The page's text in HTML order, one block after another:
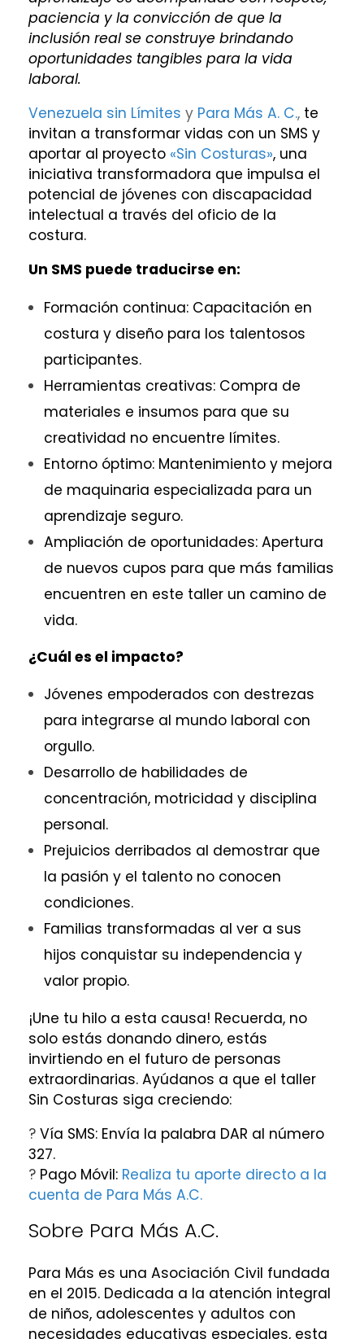
paciencia y la convicción de que la
inclusión real se construye brindando
oportunidades tangibles para la vida
laboral.
Venezuela sin Límites y Para Más A. C., te
invitan a transformar vidas con un SMS y
aportar al proyecto «Sin Costuras», una
iniciativa transformadora que impulsa el
potencial de jóvenes con discapacidad
intelectual a través del oficio de la
costura.
Un SMS puede traducirse en:
Formación continua: Capacitación en
costura y diseño para los talentosos
participantes.
Herramientas creativas: Compra de
materiales e insumos para que su
creatividad no encuentre límites.
Entorno óptimo: Mantenimiento y mejora
de maquinaria especializada para un
aprendizaje seguro.
Ampliación de oportunidades: Apertura
de nuevos cupos para que más familias
encuentren en este taller un camino de
vida.
¿Cuál es el impacto?
Jóvenes empoderados con destrezas
para integrarse al mundo laboral con
orgullo.
Desarrollo de habilidades de
concentración, motricidad y disciplina
personal.
Prejuicios derribados al demostrar que
la pasión y el talento no conocen
condiciones.
Familias transformadas al ver a sus
hijos conquistar su independencia y
valor propio.
¡Une tu hilo a esta causa! Recuerda, no
solo estás donando dinero, estás
invirtiendo en el futuro de personas
extraordinarias. Ayúdanos a que el taller
Sin Costuras siga creciendo:
? Vía SMS: Envía la palabra DAR al número
327.
? Pago Móvil: Realiza tu aporte directo a la
cuenta de Para Más A.C.
Sobre Para Más A.C.
Para Más es una Asociación Civil fundada
en el 2015. Dedicada a la atención integral
de niños, adolescentes y adultos con
necesidades educativas especiales, esta